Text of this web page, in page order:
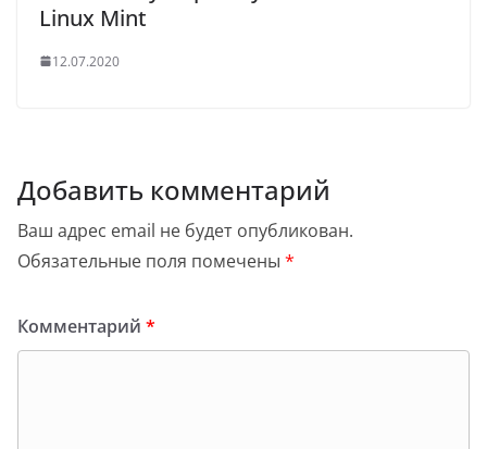
Linux Mint
12.07.2020
Добавить комментарий
Ваш адрес email не будет опубликован.
Обязательные поля помечены *
Комментарий *